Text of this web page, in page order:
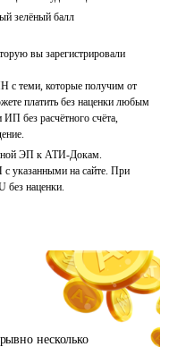
зелёный балл
вы зарегистрировали
с теми, которые получим от
платить без наценки любым
без расчётного счёта,
ЭП к АТИ-Докам.
указанными на сайте. При
без наценки.
несколько